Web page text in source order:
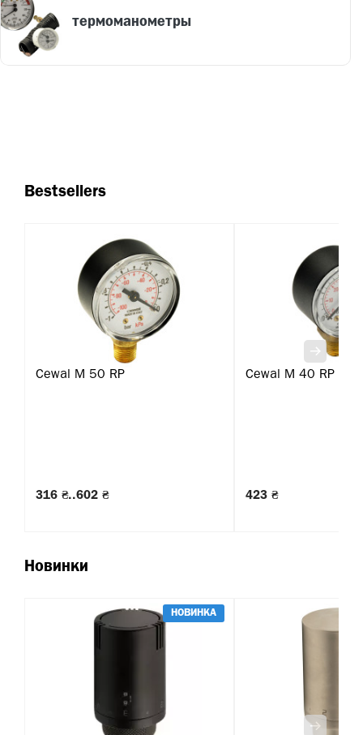
термоманометры
Bestsellers
Cewal M 50 RP
316 ₴..602 ₴
Cewal M 40 RP
423 ₴
Новинки
НОВИНКА